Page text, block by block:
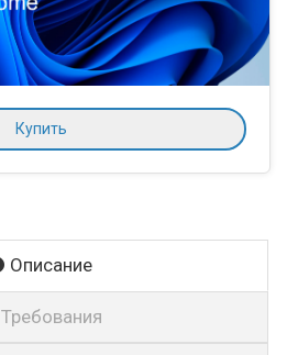
Купить
Описание
Требования